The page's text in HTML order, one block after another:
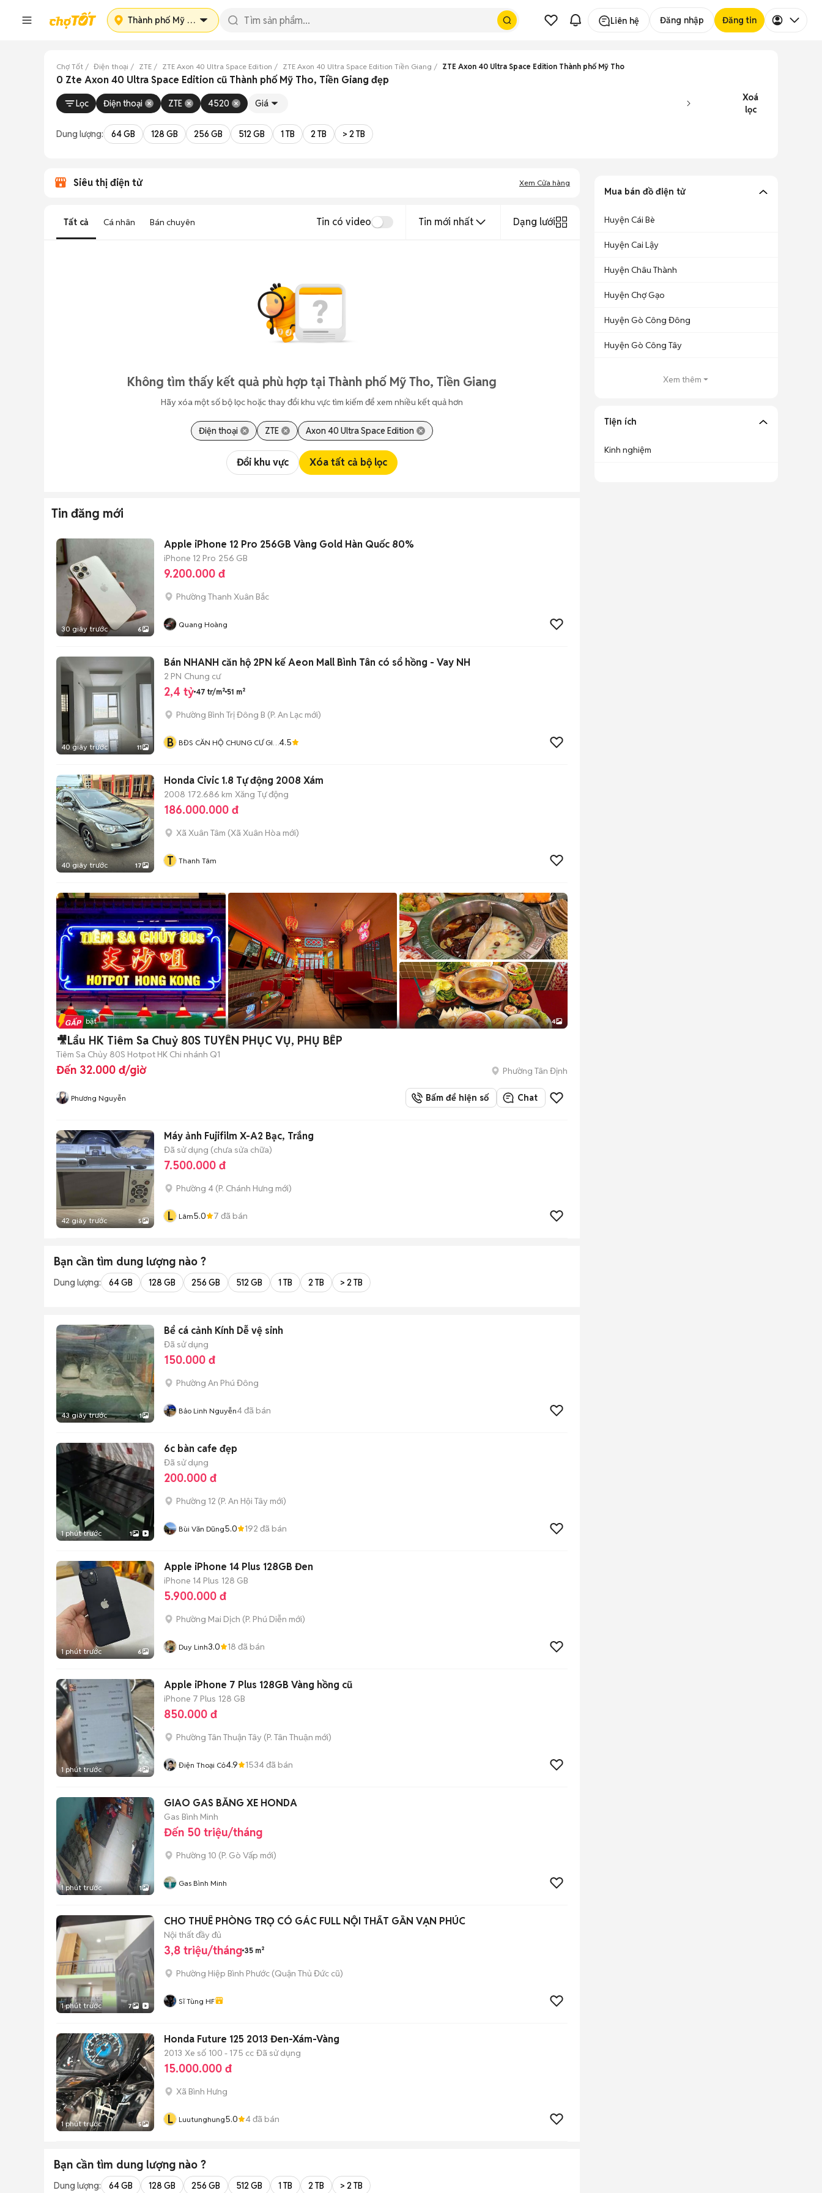
Thành phố Mỹ Tho Liên hệ Đăng nhập Đăng tin
Chợ Tốt Điện thoại ZTE ZTE Axon 40 Ultra Space Edition ZTE Axon 40 Ultra Space Edition Tiền Giang ZTE Axon 40 Ultra Space Edition Thành phố Mỹ Tho
0 Zte Axon 40 Ultra Space Edition cũ Thành phố Mỹ Tho, Tiền Giang đẹp
Lọc Điện thoại ZTE 4520 Giá
Xoá
lọc
Dung lượng: 64 GB 128 GB 256 GB 512 GB 1 TB 2 TB > 2 TB
Siêu thị điện tử Xem Cửa hàng
Tất cả Cá nhân Bán chuyên Tin có video Tin mới nhất Dạng lưới
Không tìm thấy kết quả phù hợp tại Thành phố Mỹ Tho, Tiền Giang
Hãy xóa một số bộ lọc hoặc thay đổi khu vực tìm kiếm để xem nhiều kết quả hơn
Điện thoại ZTE Axon 40 Ultra Space Edition
Đổi khu vực Xóa tất cả bộ lọc
Tin đăng mới
30 giây trước 6
Apple iPhone 12 Pro 256GB Vàng Gold Hàn Quốc 80%
iPhone 12 Pro 256 GB
9.200.000 đ
Phường Thanh Xuân Bắc
Quang Hoàng
40 giây trước 11
Bán NHANH căn hộ 2PN kế Aeon Mall Bình Tân có sổ hồng - Vay NH
2 PN Chung cư
2,4 tỷ 47 tr/m² 51 m²
Phường Bình Trị Đông B (P. An Lạc mới)
B BĐS CĂN HỘ CHUNG CƯ GIÁ 4.5
40 giây trước 17
Honda Civic 1.8 Tự động 2008 Xám
2008 172.686 km Xăng Tự động
186.000.000 đ
Xã Xuân Tâm (Xã Xuân Hòa mới)
T Thanh Tâm
Tin nổi bật 4
🎥Lẩu HK Tiêm Sa Chuỷ 80S TUYỂN PHỤC VỤ, PHỤ BẾP
Tiêm Sa Chủy 80S Hotpot HK Chi nhánh Q1
Đến 32.000 đ/giờ Phường Tân Định
Phương Nguyễn Bấm để hiện số Chat
42 giây trước 5
Máy ảnh Fujifilm X-A2 Bạc, Trắng
Đã sử dụng (chưa sửa chữa)
7.500.000 đ
Phường 4 (P. Chánh Hưng mới)
L Lâm5.0 7 đã bán
Bạn cần tìm dung lượng nào ?
Dung lượng: 64 GB 128 GB 256 GB 512 GB 1 TB 2 TB > 2 TB
43 giây trước 1
Bể cá cảnh Kính Dễ vệ sinh
Đã sử dụng
150.000 đ
Phường An Phú Đông
Bảo Linh Nguyễn4đã bán
1 phút trước 1
6c bàn cafe đẹp
Đã sử dụng
200.000 đ
Phường 12 (P. An Hội Tây mới)
Bùi Văn Dũng5.0 192 đã bán
1 phút trước 6
Apple iPhone 14 Plus 128GB Đen
iPhone 14 Plus 128 GB
5.900.000 đ
Phường Mai Dịch (P. Phú Diễn mới)
Duy Linh3.0 18 đã bán
1 phút trước 4
Apple iPhone 7 Plus 128GB Vàng hồng cũ
iPhone 7 Plus 128 GB
850.000 đ
Phường Tân Thuận Tây (P. Tân Thuận mới)
Điện Thoại Cỏ4.9 1534đã bán
1 phút trước 1
GIAO GAS BẰNG XE HONDA
Gas Bình Minh
Đến 50 triệu/tháng
Phường 10 (P. Gò Vấp mới)
Gas Bình Minh
1 phút trước 7
CHO THUÊ PHÒNG TRỌ CÓ GÁC FULL NỘI THẤT GẦN VẠN PHÚC
Nội thất đầy đủ
3,8 triệu/tháng 35 m²
Phường Hiệp Bình Phước (Quận Thủ Đức cũ)
Sĩ Tùng HF
1 phút trước 5
Honda Future 125 2013 Đen-Xám-Vàng
2013 Xe số 100 - 175 cc Đã sử dụng
15.000.000 đ
Xã Bình Hưng
L Luutunghung5.0 4đã bán
Bạn cần tìm dung lượng nào ?
Dung lượng: 64 GB 128 GB 256 GB 512 GB 1 TB 2 TB > 2 TB
Mua bán đồ điện tử
Huyện Cái Bè
Huyện Cai Lậy
Huyện Châu Thành
Huyện Chợ Gạo
Huyện Gò Công Đông
Huyện Gò Công Tây
Xem thêm
Tiện ích
Kinh nghiệm